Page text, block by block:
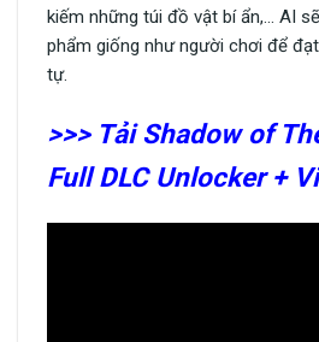
kiếm những túi đồ vật bí ẩn,… AI
phẩm giống như người chơi để
tự.
>>> Tải Shadow of
Full DLC Unlocker +